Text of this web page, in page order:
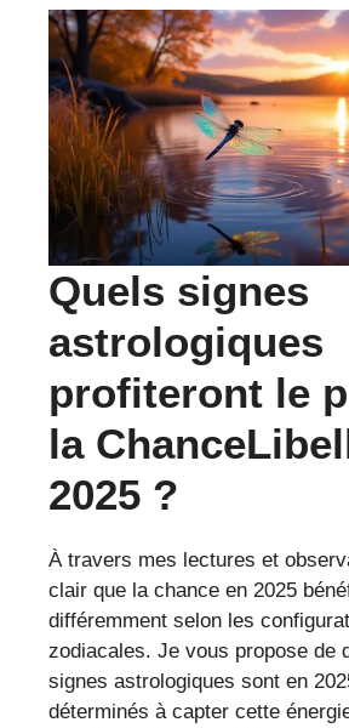
Quels signes
astrologiques
profiteront le
la
2025 ?
À travers mes lectures et
clair que la chance en 2025
différemment selon les
zodiacales. Je vous propose de
signes astrologiques sont en
déterminés à capter cette